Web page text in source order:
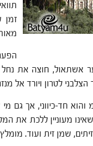
זמן
מאות
אשתאול, חוצה את נחל
לטרון ויורד אל
חד-כיווני, אך גם
מעוניין ללכת את
שמן זית ועוד.